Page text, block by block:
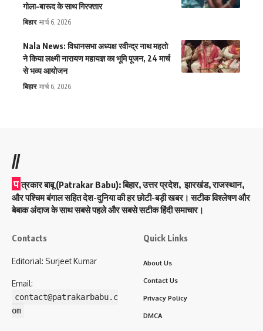
गोला-बारूद के साथ गिरफ्तार
बिहार मार्च 6, 2026
Nala News: विधानसभा अध्यक्ष रवीन्द्र नाथ महतो
ने किया लक्ष्मी नारायण महायज्ञ का भूमि पूजन, 24 मार्च
से भव्य आयोजन
बिहार मार्च 6, 2026
//
प त्रकार बाबू (Patrakar Babu):बिहार, उत्तर प्रदेश, झारखंड, राजस्थान,
और पश्चिम बंगाल सहित देश-दुनिया की हर छोटी-बड़ी खबर। सटीक विश्लेषण और
बेबाक अंदाज के साथ सबसे पहले और सबसे सटीक हिंदी समाचार।
Contacts
Editorial: Surjeet Kumar
Email:
contact@patrakarbabu.c
om
Quick Links
About Us
Contact Us
Privacy Policy
DMCA